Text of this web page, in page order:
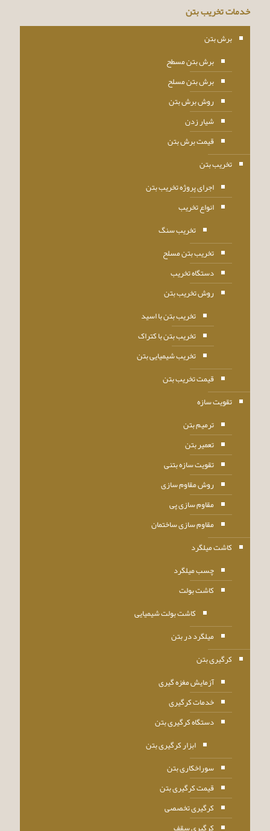
خدمات تخریب بتن
برش بتن
برش بتن مسطح
برش بتن مسلح
روش برش بتن
شیار زدن
قیمت برش بتن
تخریب بتن
اجرای پروژه تخریب بتن
انواع تخریب
تخریب سنگ
تخریب بتن مسلح
دستگاه تخریب
روش تخریب بتن
تخریب بتن با اسید
تخریب بتن با کتراک
تخریب شیمیایی بتن
قیمت تخریب بتن
تقویت سازه
ترمیم بتن
تعمیر بتن
تقویت سازه بتنی
روش مقاوم سازی
مقاوم سازی پی
مقاوم سازی ساختمان
کاشت میلگرد
چسب میلگرد
کاشت بولت
کاشت بولت شیمیایی
میلگرد در بتن
کرگیری بتن
آزمایش مغزه گیری
خدمات کرگیری
دستگاه کرگیری بتن
ابزار کرگیری بتن
سوراخکاری بتن
قیمت کرگیری بتن
کرگیری تخصصی
کرگیری سقف